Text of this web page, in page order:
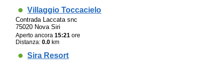
Villaggio Toccacielo
Contrada Laccata snc
75020 Nova Siri
Aperto ancora15:21 ore
Distanza:0.0 km
Sira Resort